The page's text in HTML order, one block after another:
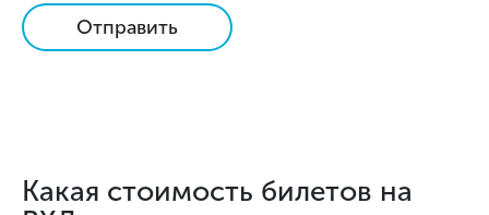
Отправить
Какая стоимость билетов на